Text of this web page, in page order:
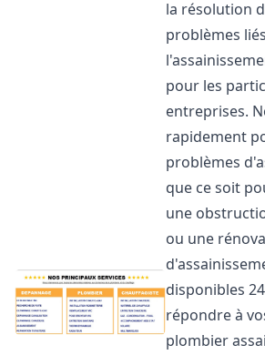
la résolution
problèmes
pour les
entreprises.
rapidement
problèmes
que ce soit
une
ou une
disponibles
répondre à
plombier